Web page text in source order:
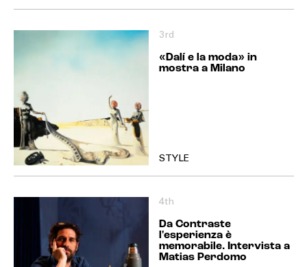
3rd
«Dalí e la moda» in
mostra a Milano
STYLE
4th
Da Contraste
l'esperienza è
memorabile. Intervista a
Matias Perdomo